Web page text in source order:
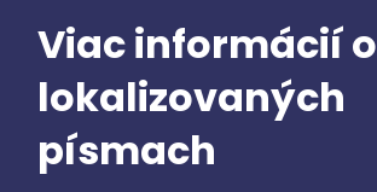
Viac informácií o
lokalizovaných
písmach